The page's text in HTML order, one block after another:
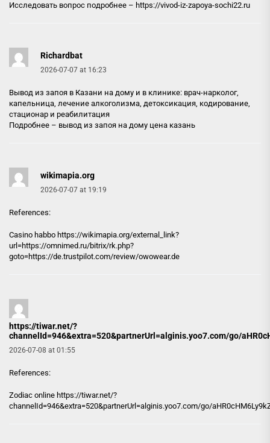
Исследовать вопрос подробнее – https://vivod-iz-zapoya-sochi22.ru
Richardbat
2026-07-07 at 16:23
Вывод из запоя в Казани на дому и в клинике: врач-нарколог,
капельница, лечение алкоголизма, детоксикация, кодирование,
стационар и реабилитация
Подробнее – вывод из запоя на дому цена казань
wikimapia.org
2026-07-07 at 19:19
References:
Casino habbo https://wikimapia.org/external_link?
url=https://omnimed.ru/bitrix/rk.php?
goto=https://de.trustpilot.com/review/owowear.de
https://tiwar.net/?
channelId=946&extra=520&partnerUrl=alginis.yoo7.com/go/
2026-07-08 at 01:55
References:
Zodiac online https://tiwar.net/?
channelId=946&extra=520&partnerUrl=alginis.yoo7.com/go/